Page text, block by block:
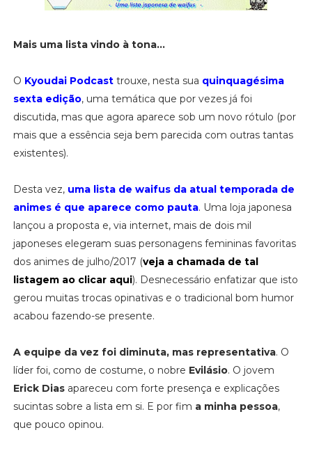
Mais uma lista vindo à tona...
O Kyoudai Podcasttrouxe, nesta sua quinquagésima
sexta edição, uma temática que por vezes já foi
discutida, mas que agora aparece sob um novo rótulo (por
mais que a essência seja bem parecida com outras tantas
existentes).
Desta vez, uma lista de waifus da atual temporada de
animes é que aparece como pauta. Uma loja japonesa
lançou a proposta e, via internet, mais de dois mil
japoneses elegeram suas personagens femininas favoritas
dos animes de julho/2017 (veja a chamada de tal
listagem ao clicar aqui). Desnecessário enfatizar que isto
gerou muitas trocas opinativas e o tradicional bom humor
acabou fazendo-se presente.
A equipe da vez foi diminuta, mas representativa. O
líder foi, como de costume, o nobre Evilásio. O jovem
Erick Diasapareceu com forte presença e explicações
sucintas sobre a lista em si. E por fim a minha pessoa,
que pouco opinou.